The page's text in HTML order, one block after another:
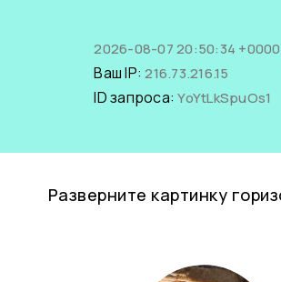
2026-08-07 20:50:34 +0000
Ваш IP:216.73.216.15
ID запроса:YoYtLkSpuOs1
Разверните картинку